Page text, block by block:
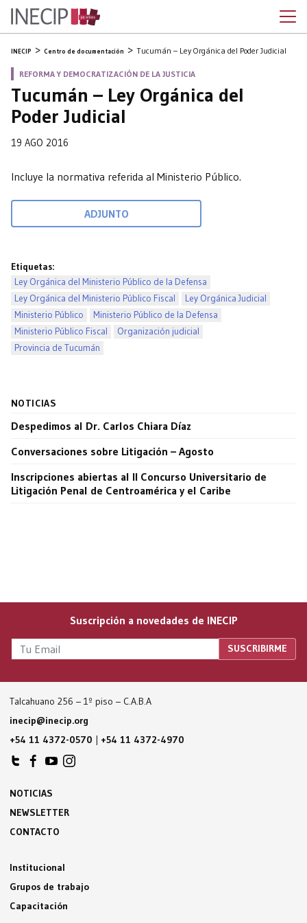
INECIP Centro de documentación Tucumán – Ley Orgánica del Poder Judicial
REFORMA Y DEMOCRATIZACIÓN DE LA JUSTICIA
Tucumán – Ley Orgánica del
Poder Judicial
19 AGO 2016
Incluye la normativa referida al Ministerio Público.
ADJUNTO
Etiquetas:
Ley Orgánica del Ministerio Público de la Defensa
Ley Orgánica del Ministerio Público Fiscal
Ley Orgánica Judicial
Ministerio Público
Ministerio Público de la Defensa
Ministerio Público Fiscal
Organización judicial
Provincia de Tucumán
NOTICIAS
Despedimos al Dr. Carlos Chiara Díaz
Conversaciones sobre Litigación – Agosto
Inscripciones abiertas al II Concurso Universitario de
Litigación Penal de Centroamérica y el Caribe
Suscripción a novedades de INECIP
Talcahuano 256 – 1º piso – C.A.B.A
inecip@inecip.org
+54 11 4372-0570 | +54 11 4372-4970
NOTICIAS
NEWSLETTER
CONTACTO
Institucional
Grupos de trabajo
Capacitación